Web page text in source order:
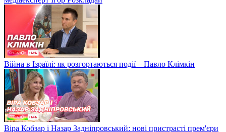
Війна в Ізраїлі: як розгортаються події – Павло Клімкін
Віра Кобзар і Назар Задніпровський: нові пристрасті прем'єри